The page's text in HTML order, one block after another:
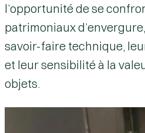
l’opportunité de se
patrimoniaux
savoir-faire technique,
et leur sensibilité à la
objets.